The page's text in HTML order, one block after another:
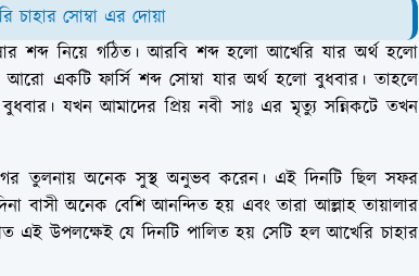
চাহার সোম্বা এর দোয়া
শব্দ নিয়ে গঠিত। আরবি শব্দ হলো আখেরি যার অর্থ হলো
একটি ফার্সি শব্দ সোম্বা যার অর্থ হলো বুধবার। তাহলে
যখন আমাদের প্রিয় নবী সাঃ এর মৃত্যু সন্নিকটে তখন
তুলনায় অনেক সুস্থ অনুভব করেন। এই দিনটি ছিল সফর
বাসী অনেক বেশি আনন্দিত হয় এবং তারা আল্লাহ তায়ালার
উপলক্ষেই যে দিনটি পালিত হয় সেটি হল আখেরি চাহার